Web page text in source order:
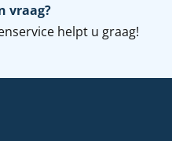
vraag?
helpt u graag!